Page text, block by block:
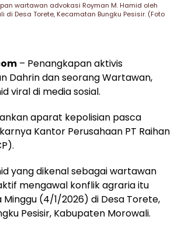
wartawan advokasi Royman M. Hamid oleh
di Desa Torete, Kecamatan Bungku Pesisir. (Foto
– Penangkapan aktivis
Dahrin dan seorang Wartawan,
viral di media sosial.
aparat kepolisian pasca
Kantor Perusahaan PT Raihan
yang dikenal sebagai wartawan
mengawal konflik agraria itu
(4/1/2026) di Desa Torete,
Pesisir, Kabupaten Morowali.